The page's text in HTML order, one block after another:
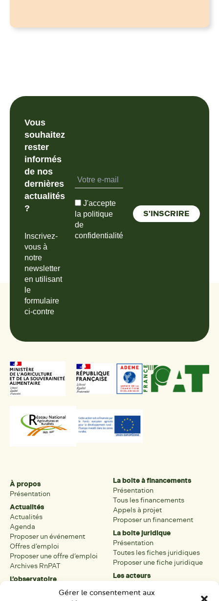
Gérer le consentement aux
Vous
souhaitez
rester
informés
de nos
dernières
actualités
?
Inscrivez-
vous à
notre
newsletter
en utilisant
le
formulaire
ci-contre
J'accepte
la politique
de
confidentialité
À propos
Présentation
Actualités
Actualités
Agenda
Proposer un événement
Offres d’emploi
Proposer une offre d’emploi
Archives RnPAT
L’observatoire
Présentation de l’observatoire
La boite à financements
Présentation
Tous les financements
Appels à projet
Proposer un financement
La boite juridique
Présentation
Toutes les fiches juridiques
Proposer une fiche juridique
Les acteurs
Tous les acteurs